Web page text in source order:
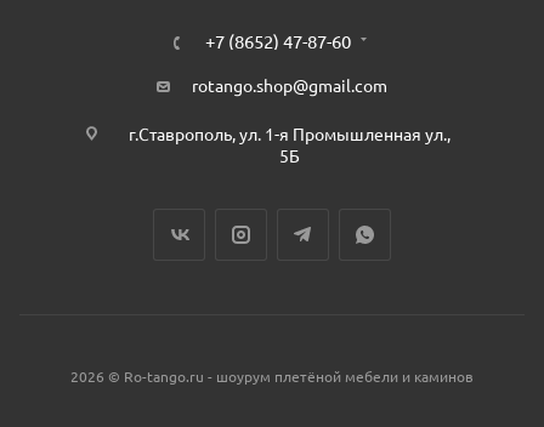
+7 (8652) 47-87-60
rotango.shop@gmail.com
г.Ставрополь, ул. 1-я Промышленная ул.,
5Б
2026 © Ro-tango.ru - шоурум плетёной мебели и каминов